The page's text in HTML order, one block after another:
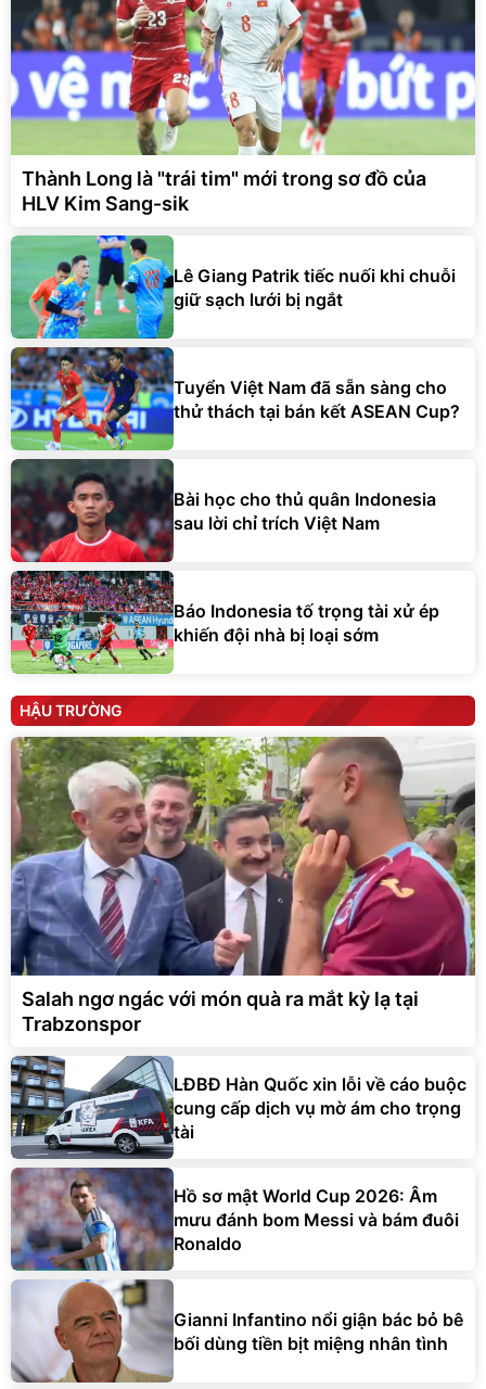
Thành Long là "trái tim" mới trong sơ đồ của
HLV Kim Sang-sik
Lê Giang Patrik tiếc nuối khi chuỗi
giữ sạch lưới bị ngắt
Tuyển Việt Nam đã sẵn sàng cho
thử thách tại bán kết ASEAN Cup?
Bài học cho thủ quân Indonesia
sau lời chỉ trích Việt Nam
Báo Indonesia tố trọng tài xử ép
khiến đội nhà bị loại sớm
HẬU TRƯỜNG
Salah ngơ ngác với món quà ra mắt kỳ lạ tại
Trabzonspor
LĐBĐ Hàn Quốc xin lỗi về cáo buộc
cung cấp dịch vụ mờ ám cho trọng
tài
Hồ sơ mật World Cup 2026: Âm
mưu đánh bom Messi và bám đuôi
Ronaldo
Gianni Infantino nổi giận bác bỏ bê
bối dùng tiền bịt miệng nhân tình